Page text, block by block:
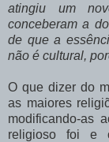
atingiu um
conceberam a
de que a
não é cultural,
O que dizer do
as maiores
modificando-as
religioso foi e